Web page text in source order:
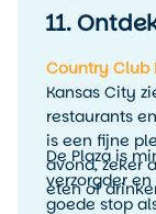
11.
Country Club
Kansas City
restaurants
is een fijne
avond, zeker
eten of
De Plaza is
verzorgder
goede stop